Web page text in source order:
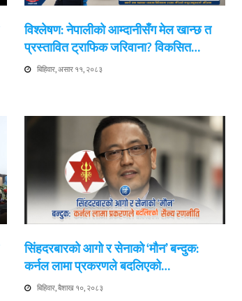
विश्लेषण: नेपालीको आम्दानीसँग मेल खान्छ त
प्रस्तावित ट्राफिक जरिवाना? विकसित…
बिहिवार, असार ११, २०८३
सिंहदरबारको आगो र सेनाको ‘मौन’ बन्दुक:
कर्नल लामा प्रकरणले बदलिएको…
बिहिवार, बैशाख १०, २०८३